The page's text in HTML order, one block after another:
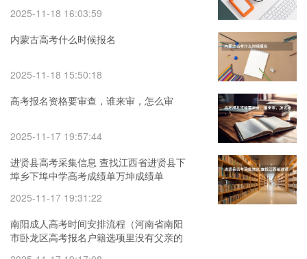
2025-11-18 16:03:59
内蒙古高考什么时候报名
2025-11-18 15:50:18
高考报名资格要审查，谁来审，怎么审
2025-11-17 19:57:44
进贤县高考采集信息 查找江西省进贤县下
埠乡下埠中学高考成绩单万坤成绩单
2025-11-17 19:31:22
南阳成人高考时间安排流程（河南省南阳
市卧龙区高考报名户籍选项里没有父亲的